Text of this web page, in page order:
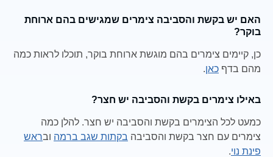
האם יש בקשת והסביבה צימרים שמגישים בהם ארוחת
בוקר?
כן, קיימים צימרים בהם מוגשת ארוחת בוקר, תוכלו לראות כמה
מהם בדף כאן.
באילו צימרים בקשת והסביבה יש חצר?
כמעט לכל הצימרים בקשת והסביבה יש חצר. להלן כמה
צימרים עם חצר בקשת והסביבה בקתות שגב ברמה ובראש
פינת נוי.